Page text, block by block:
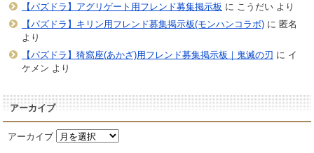
【パズドラ】アグリゲート用フレンド募集掲示板 に こうだいより
【パズドラ】キリン用フレンド募集掲示板(モンハンコラボ)に 匿名
より
【パズドラ】猗窩座(あかざ)用フレンド募集掲示板｜鬼滅の刃 に イ
ケメン より
アーカイブ
アーカイブ